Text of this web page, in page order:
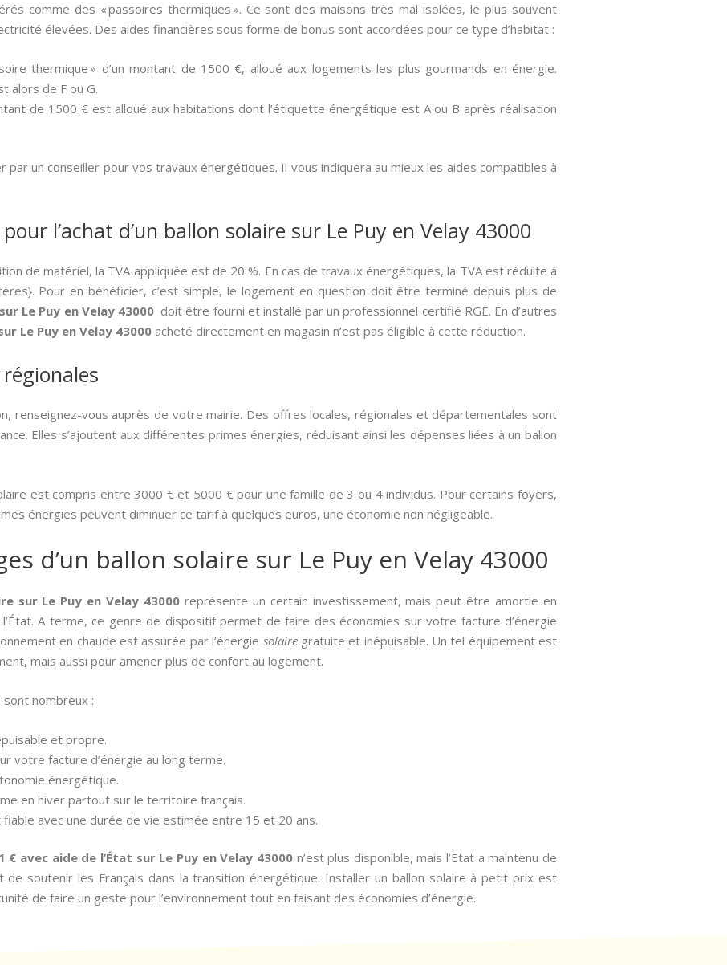
comme des « passoires thermiques ». Ce sont des maisons très mal isolées, le plus souvent
élevées. Des aides financières sous forme de bonus sont accordées pour ce type d’habitat :
thermique » d’un montant de 1500 €, alloué aux logements les plus gourmands en énergie.
alors de F ou G.
de 1500 € est alloué aux habitations dont l’étiquette énergétique est A ou B après réalisation
par un conseiller pour vos travaux énergétiques. Il vous indiquera au mieux les aides compatibles à
l’achat d’un ballon solaire sur Le Puy en Velay 43000
de matériel, la TVA appliquée est de 20 %. En cas de travaux énergétiques, la TVA est réduite à
Pour en bénéficier, c’est simple, le logement en question doit être terminé depuis plus de
Le Puy en Velay 43000doit être fourni et installé par un professionnel certifié RGE. En d’autres
Le Puy en Velay 43000acheté directement en magasin n’est pas éligible à cette réduction.
renseignez-vous auprès de votre mairie. Des offres locales, régionales et départementales sont
Elles s’ajoutent aux différentes primes énergies, réduisant ainsi les dépenses liées à un ballon
est compris entre 3000 € et 5000 € pour une famille de 3 ou 4 individus. Pour certains foyers,
énergies peuvent diminuer ce tarif à quelques euros, une économie non négligeable.
d’un ballon solaire sur Le Puy en Velay 43000
sur Le Puy en Velay 43000 représente un certain investissement, mais peut être amortie en
A terme, ce genre de dispositif permet de faire des économies sur votre facture d’énergie
en chaude est assurée par l’énergie solairegratuite et inépuisable. Un tel équipement est
mais aussi pour amener plus de confort au logement.
sont nombreux :
et propre.
votre facture d’énergie au long terme.
énergétique.
en hiver partout sur le territoire français.
fiable avec une durée de vie estimée entre 15 et 20 ans.
€ avec aide de l’État sur Le Puy en Velay 43000n’est plus disponible, mais l’Etat a maintenu de
de soutenir les Français dans la transition énergétique. Installer un ballon solaire à petit prix est
de faire un geste pour l’environnement tout en faisant des économies d’énergie.